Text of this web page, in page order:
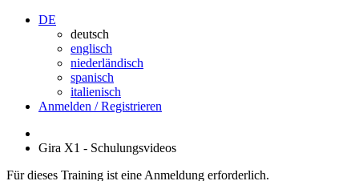
DE
deutsch
englisch
niederländisch
spanisch
italienisch
Anmelden / Registrieren
Gira X1 - Schulungsvideos
Für dieses Training ist eine Anmeldung erforderlich.